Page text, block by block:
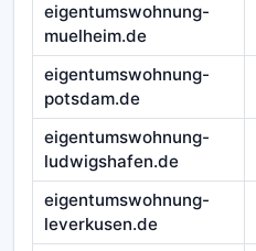
eigentumswohnung-
muelheim.de
eigentumswohnung-
potsdam.de
eigentumswohnung-
ludwigshafen.de
eigentumswohnung-
leverkusen.de